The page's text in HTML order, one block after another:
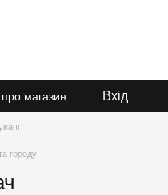
про магазин Вхід
городу